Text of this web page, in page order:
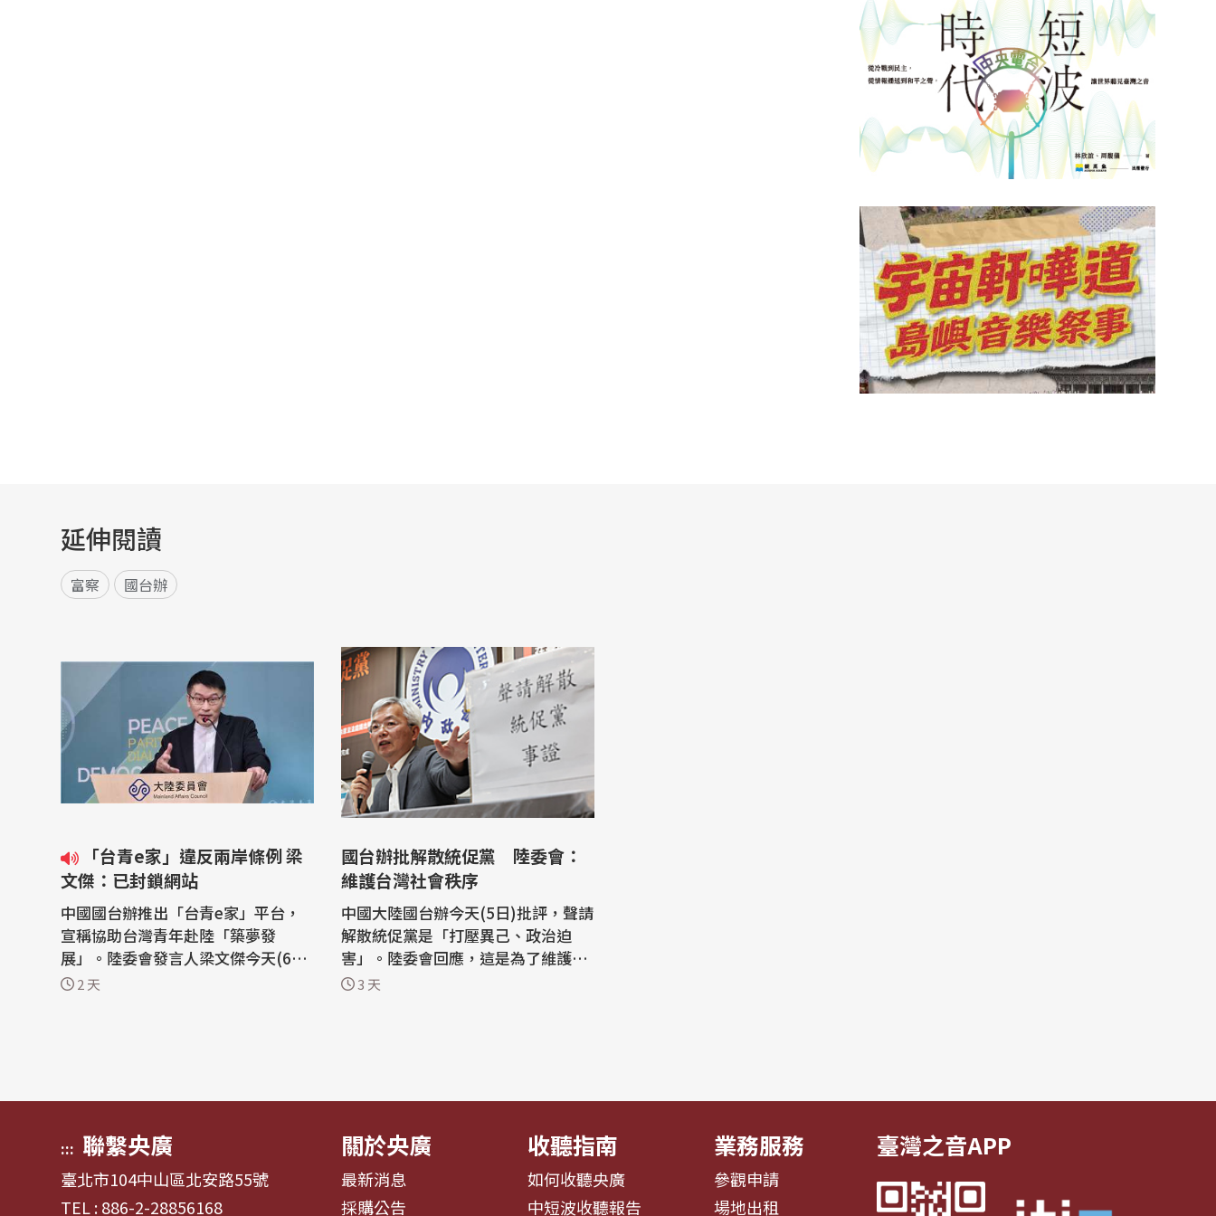
延伸閱讀
富察 國台辦
文傑：已封鎖網站
中國國台辦推出「台青e家」平台，
宣稱協助台灣青年赴陸「築夢發
展」。陸委會發言人梁文傑今天(6日)
表示，由於網站內容已涉及兩岸人民
2 天
國台辦批解散統促黨 陸委會：
維護台灣社會秩序
中國大陸國台辦今天(5日)批評，聲請
解散統促黨是「打壓異己、政治迫
害」。陸委會回應，這是為了維護台
灣社會秩序與民主制度運作，中共將
3 天
::: 聯繫央廣
臺北市104中山區北安路55號
TEL : 886-2-28856168
關於央廣
最新消息
採購公告
收聽指南
如何收聽央廣
中短波收聽報告
業務服務
參觀申請
場地出租
臺灣之音APP